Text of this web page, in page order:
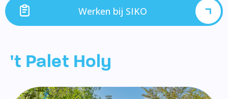
Werken bij SIKO
't Palet Holy